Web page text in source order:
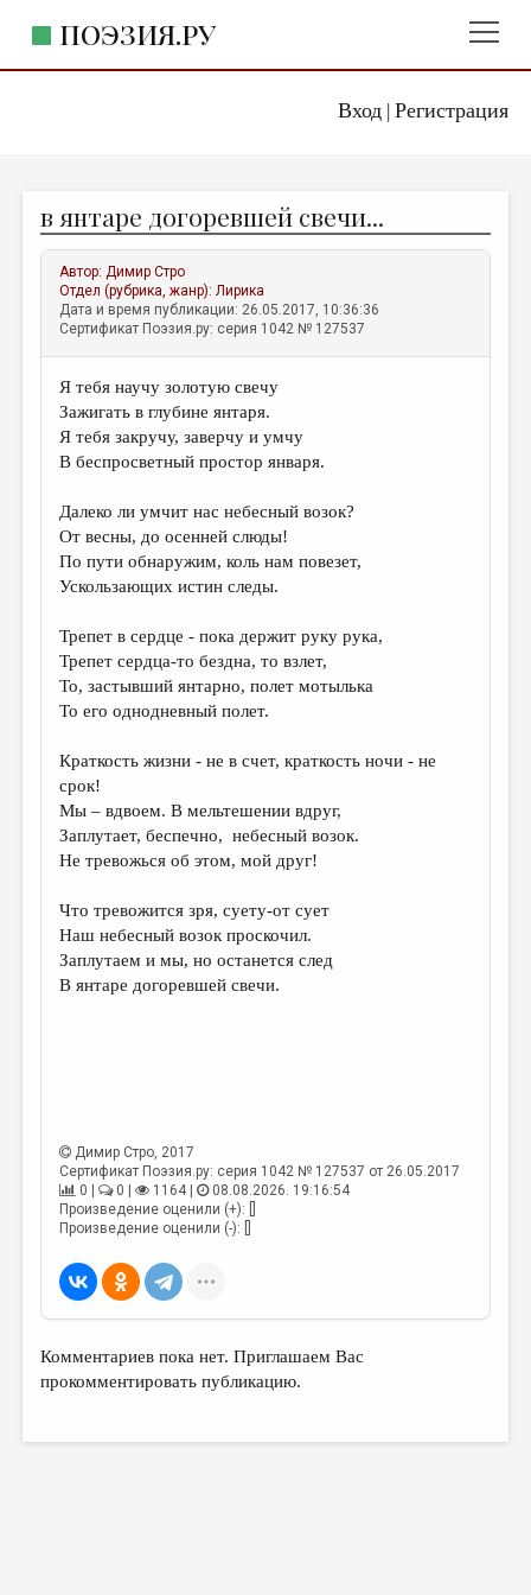
Вход| Регистрация
ПОЭЗИЯ.РУ
ЖАНРЫ
АВТОРЫ
КОММЕНТАРИИ
ЛИТСАЛОН
НОВОСТИ
ПРАВИЛА САЙТА
ИЗБРАННОЕ
ДАЙДЖЕСТ
ПЕРЕВОДЫ
КОНКУРСЫ
КНИЖНАЯ ПОЛКА
ОБЗОР ЛИТЕРАТУРЫ
СТРАНИЦЫ ПАМЯТИ
ОБЪЯВЛЕНИЯ
КОЛОНКА РЕДАКТОРА
РЕДКОЛЛЕГИЯ
ЛИТЕРАТУРОВЕДЕНИЕ
КУЛЬТУРОВЕДЕНИЕ
ПУБЛИЦИСТИКА
РЕЦЕНЗИРОВАНИЕ
ЦИКЛЫ ПУБЛИКАЦИЙ
ТРЕДИАКОВСКИЙ
ВКОНТАКТЕ
в янтаре догоревшей свечи...
Автор:Димир Стро
Отдел (рубрика, жанр):Лирика
Дата и время публикации: 26.05.2017, 10:36:36
Сертификат Поэзия.ру: серия 1042 № 127537
Я тебя научу золотую свечу
Зажигать в глубине янтаря.
Я тебя закручу, заверчу и умчу
В беспросветный простор января.
Далеко ли умчит нас небесный возок?
От весны, до осенней слюды!
По пути обнаружим, коль нам повезет,
Ускользающих истин следы.
Трепет в сердце - пока держит руку рука,
Трепет сердца-то бездна, то взлет,
То, застывший янтарно, полет мотылька
То его однодневный полет.
Краткость жизни - не в счет, краткость ночи - не
срок!
Мы – вдвоем. В мельтешении вдруг,
Заплутает, беспечно, небесный возок.
Не тревожься об этом, мой друг!
Что тревожится зря, суету-от сует
Наш небесный возок проскочил.
Заплутаем и мы, но останется след
В янтаре догоревшей свечи.
Димир Стро, 2017
Сертификат Поэзия.ру: серия 1042 № 127537 от 26.05.2017
0 |
0 | 1164 |
08.08.2026. 19:16:54
Произведение оценили (+): []
Произведение оценили (-): []
Комментариев пока нет. Приглашаем Вас
прокомментировать публикацию.